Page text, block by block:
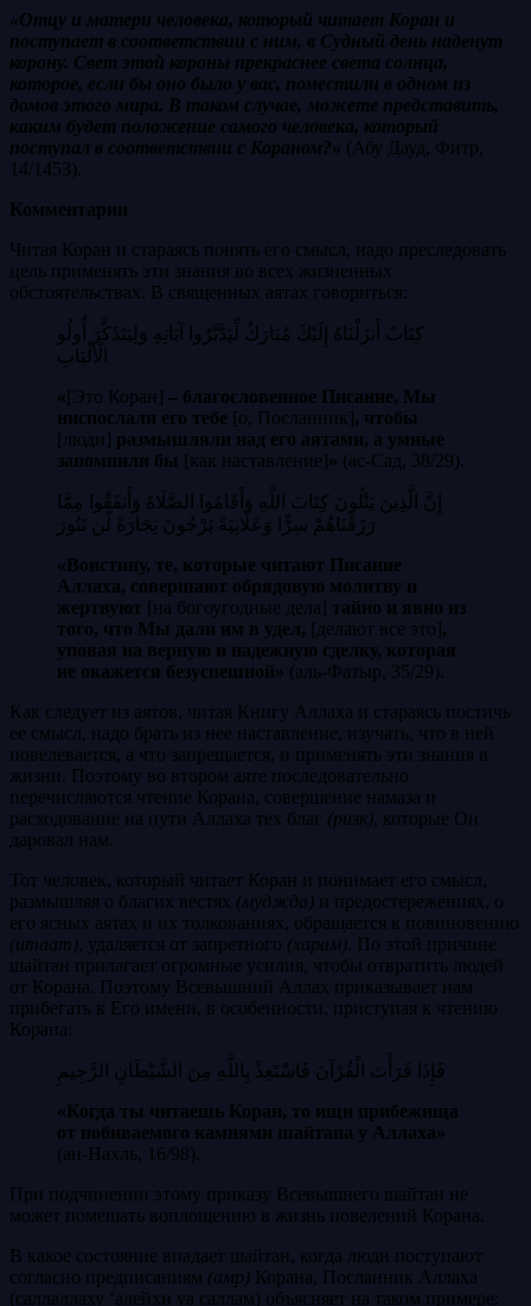
«Отцу и матери человека, который читает Коран и
поступает в соответствии с ним, в Судный день наденут
корону. Свет этой короны прекраснее света солнца,
которое, если бы оно было у вас, поместили в одном из
домов этого мира. В таком случае, можете представить,
каким будет положение самого человека, который
поступал в соответствии с Кораном?» (Абу Дауд, Фитр,
14/1453).
Комментарии
Читая Коран и стараясь понять его смысл, надо преследовать
цель применять эти знания во всех жизненных
обстоятельствах. В священных аятах говориться:
كِتَابٌ أَنزَلْنَاهُ إِلَيْكَ مُبَارَكٌ لِّيَدَّبَّرُوا آيَاتِهِ وَلِيَتَذَكَّرَ أُولُو
الْأَلْبَابِ
«[Это Коран] – благословенное Писание, Мы
ниспослали его тебе [о, Посланник], чтобы
[люди] размышляли над его аятами, а умные
запомнили бы [как наставление]» (ас-Сад, 38/29).
إِنَّ الَّذِينَ يَتْلُونَ كِتَابَ اللَّهِ وَأَقَامُوا الصَّلَاةَ وَأَنفَقُوا مِمَّا
رَزَقْنَاهُمْ سِرًّا وَعَلَانِيَةً يَرْجُونَ تِجَارَةً لَّن تَبُورَ
«Воистину, те, которые читают Писание
Аллаха, совершают обрядовую молитву и
жертвуют [на богоугодные дела] тайно и явно из
того, что Мы дали им в удел, [делают все это],
уповая на верную и надежную сделку, которая
не окажется безуспешной» (аль-Фатыр, 35/29).
Как следует из аятов, читая Книгу Аллаха и стараясь постичь
ее смысл, надо брать из нее наставление, изучать, что в ней
повелевается, а что запрещается, и применять эти знания в
жизни. Поэтому во втором аяте последовательно
перечисляются чтение Корана, совершение намаза и
расходование на пути Аллаха тех благ (ризк), которые Он
даровал нам.
Тот человек, который читает Коран и понимает его смысл,
размышляя о благих вестях (муджда) и предостережениях, о
его ясных аятах и их толкованиях, обращается к повиновению
(итаат), удаляется от запретного (харам) . По этой причине
шайтан прилагает огромные усилия, чтобы отвратить людей
от Корана. Поэтому Всевышний Аллах приказывает нам
прибегать к Его имени, в особенности, приступая к чтению
Корана:
فَإِذَا قَرَأْتَ الْقُرْآنَ فَاسْتَعِذْ بِاللَّهِ مِنَ الشَّيْطَانِ الرَّجِيمِ
«Когда ты читаешь Коран, то ищи прибежища
от побиваемого камнями шайтана у Аллаха»
(ан-Нахль, 16/98).
При подчинении этому приказу Всевышнего шайтан не
может помешать воплощению в жизнь повелений Корана.
В какое состояние впадает шайтан, когда люди поступают
согласно предписаниям (амр) Корана, Посланник Аллаха
(саллаллаху ‘алейхи уа саллам) объясняет на таком примере: